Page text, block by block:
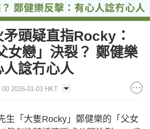
頭疑直指Rocky：
女戀」決裂？ 鄭健樂
人諗冇心人
2026-01-03 HKT
生「大隻Rocky」鄭健樂的「父女